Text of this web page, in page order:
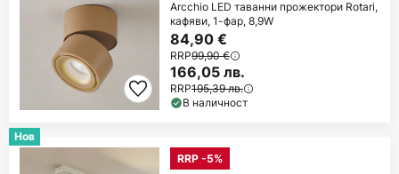
Arcchio LED таванни прожектори Rotari,
кафяви, 1-фар, 8,9W
84,90 €
RRP99,90 €
166,05 лв.
RRP195,39 лв.
В наличност
Нов
RRP -5%